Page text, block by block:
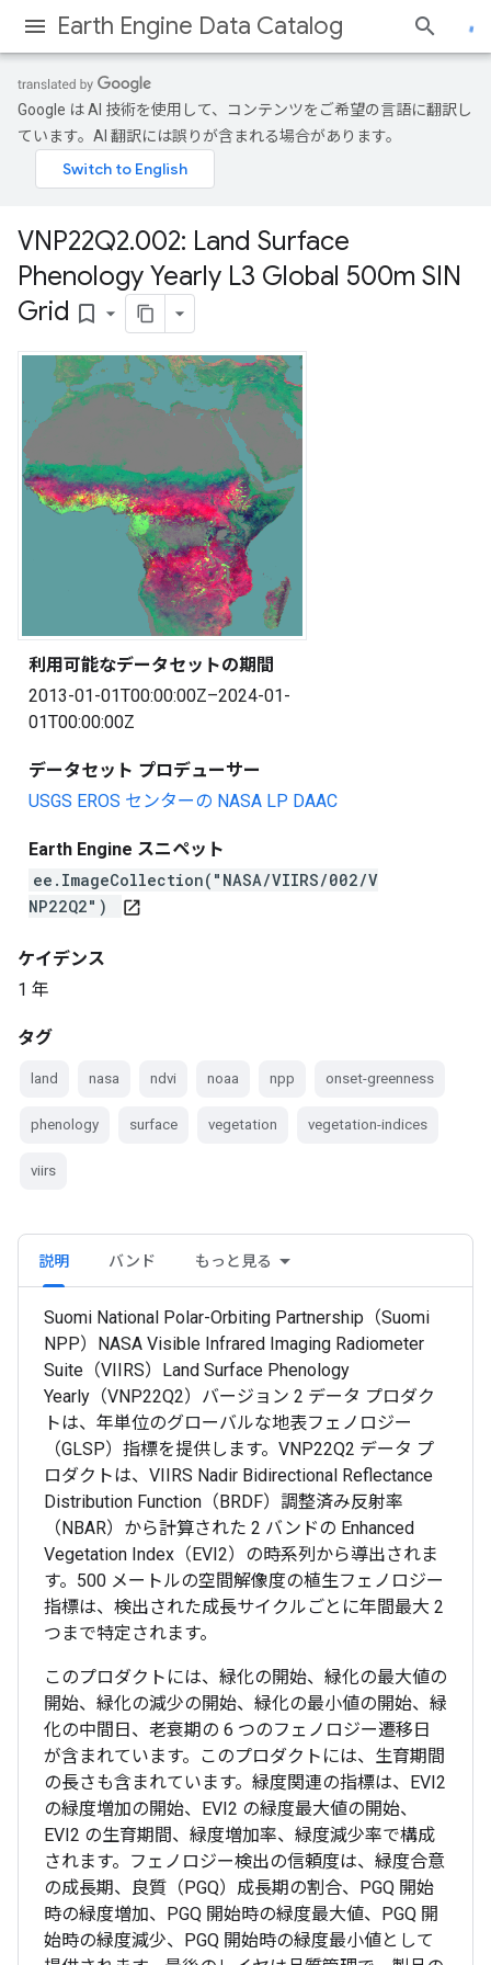
Earth Engine Data Catalog
Google は AI 技術を使用して、コンテンツをご希望の言語に翻訳し
ています。AI 翻訳には誤りが含まれる場合があります。
VNP22Q2.002: Land Surface
Phenology Yearly L3 Global 500m SIN
Grid bookmark_border
利用可能なデータセットの期間
2013-01-01T00:00:00Z–2024-01-
01T00:00:00Z
データセット プロデューサー
USGS EROS センターの NASA LP DAAC
Earth Engine スニペット
ee.ImageCollection("NASA/VIIRS/002/V
NP22Q2")
open_in_new
ケイデンス
1 年
タグ
land nasa ndvi noaa npp onset-greenness
phenology surface vegetation vegetation-indices
viirs
説明 バンド もっと見る
Suomi National Polar-Orbiting Partnership（Suomi
NPP）NASA Visible Infrared Imaging Radiometer
Suite（VIIRS）Land Surface Phenology
Yearly（VNP22Q2）バージョン 2 データ プロダク
トは、年単位のグローバルな地表フェノロジー
（GLSP）指標を提供します。VNP22Q2 データ プ
ロダクトは、VIIRS Nadir Bidirectional Reflectance
Distribution Function（BRDF）調整済み反射率
（NBAR）から計算された 2 バンドの Enhanced
Vegetation Index（EVI2）の時系列から導出されま
す。500 メートルの空間解像度の植生フェノロジー
指標は、検出された成長サイクルごとに年間最大 2
つまで特定されます。
このプロダクトには、緑化の開始、緑化の最大値の
開始、緑化の減少の開始、緑化の最小値の開始、緑
化の中間日、老衰期の 6 つのフェノロジー遷移日
が含まれています。このプロダクトには、生育期間
の長さも含まれています。緑度関連の指標は、EVI2
の緑度増加の開始、EVI2 の緑度最大値の開始、
EVI2 の生育期間、緑度増加率、緑度減少率で構成
されます。フェノロジー検出の信頼度は、緑度合意
の成長期、良質（PGQ）成長期の割合、PGQ 開始
時の緑度増加、PGQ 開始時の緑度最大値、PGQ 開
始時の緑度減少、PGQ 開始時の緑度最小値として